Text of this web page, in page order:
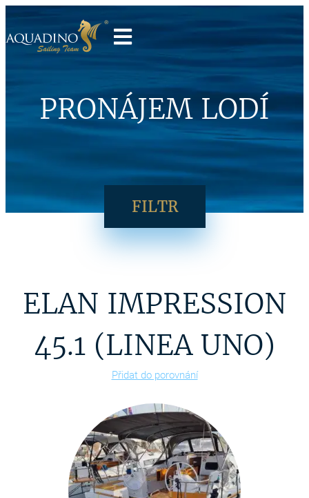
PRONÁJEM LODÍ
FILTR
ELAN IMPRESSION
45.1 (LINEA UNO)
Přidat do porovnání